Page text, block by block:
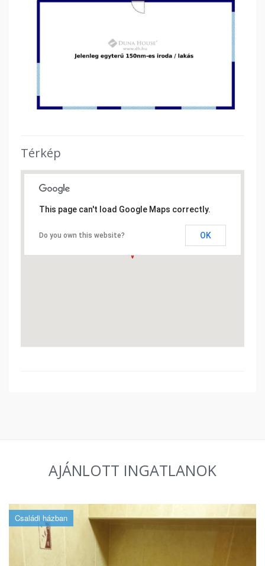
Térkép
This page can't load Google Maps correctly.
Do you own this website? OK
AJÁNLOTT INGATLANOK
Családi házban